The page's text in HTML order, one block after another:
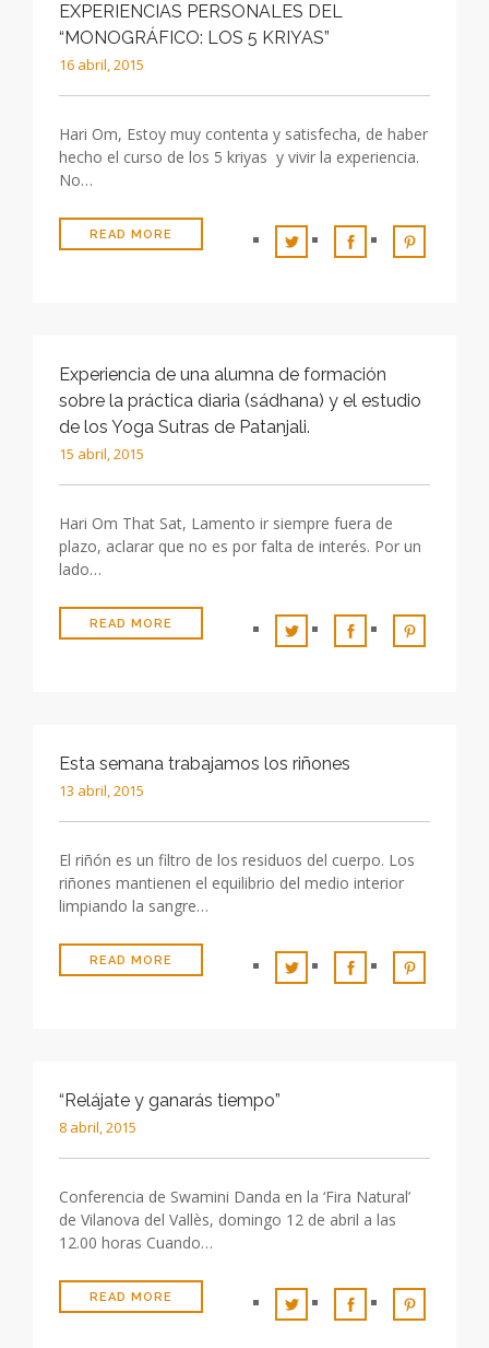
EXPERIENCIAS PERSONALES DEL
“MONOGRÁFICO: LOS 5 KRIYAS”
16 abril, 2015
Hari Om, Estoy muy contenta y satisfecha, de haber
hecho el curso de los 5 kriyas y vivir la experiencia.
No…
READ MORE
Experiencia de una alumna de formación
sobre la práctica diaria (sádhana) y el estudio
de los Yoga Sutras de Patanjali.
15 abril, 2015
Hari Om That Sat, Lamento ir siempre fuera de
plazo, aclarar que no es por falta de interés. Por un
lado…
READ MORE
Esta semana trabajamos los riñones
13 abril, 2015
El riñón es un filtro de los residuos del cuerpo. Los
riñones mantienen el equilibrio del medio interior
limpiando la sangre…
READ MORE
“Relájate y ganarás tiempo”
8 abril, 2015
Conferencia de Swamini Danda en la ‘Fira Natural’
de Vilanova del Vallès, domingo 12 de abril a las
12.00 horas Cuando…
READ MORE